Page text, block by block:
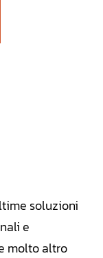
soluzioni
e
molto altro